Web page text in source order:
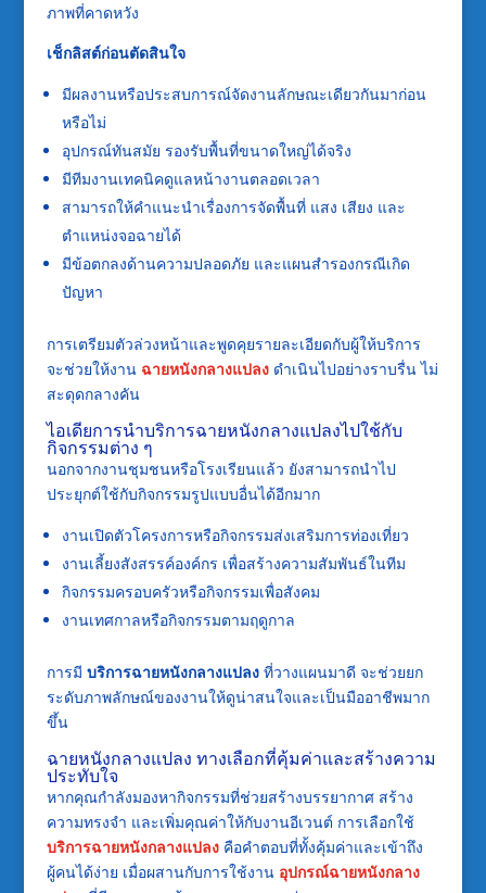
ภาพที่คาดหวัง
เช็กลิสต์ก่อนตัดสินใจ
มีผลงานหรือประสบการณ์จัดงานลักษณะเดียวกันมาก่อน
หรือไม่
อุปกรณ์ทันสมัย รองรับพื้นที่ขนาดใหญ่ได้จริง
มีทีมงานเทคนิคดูแลหน้างานตลอดเวลา
สามารถให้คำแนะนำเรื่องการจัดพื้นที่ แสง เสียง และ
ตำแหน่งจอฉายได้
มีข้อตกลงด้านความปลอดภัย และแผนสำรองกรณีเกิด
ปัญหา
การเตรียมตัวล่วงหน้าและพูดคุยรายละเอียดกับผู้ให้บริการ
จะช่วยให้งาน ฉายหนังกลางแปลงดำเนินไปอย่างราบรื่น ไม่
สะดุดกลางคัน
ไอเดียการนำบริการฉายหนังกลางแปลงไปใช้กับ
กิจกรรมต่าง ๆ
นอกจากงานชุมชนหรือโรงเรียนแล้ว ยังสามารถนำไป
ประยุกต์ใช้กับกิจกรรมรูปแบบอื่นได้อีกมาก
งานเปิดตัวโครงการหรือกิจกรรมส่งเสริมการท่องเที่ยว
งานเลี้ยงสังสรรค์องค์กร เพื่อสร้างความสัมพันธ์ในทีม
กิจกรรมครอบครัวหรือกิจกรรมเพื่อสังคม
งานเทศกาลหรือกิจกรรมตามฤดูกาล
การมี บริการฉายหนังกลางแปลงที่วางแผนมาดี จะช่วยยก
ระดับภาพลักษณ์ของงานให้ดูน่าสนใจและเป็นมืออาชีพมาก
ขึ้น
ฉายหนังกลางแปลง ทางเลือกที่คุ้มค่าและสร้างความ
ประทับใจ
หากคุณกำลังมองหากิจกรรมที่ช่วยสร้างบรรยากาศ สร้าง
ความทรงจำ และเพิ่มคุณค่าให้กับงานอีเวนต์ การเลือกใช้
บริการฉายหนังกลางแปลงคือคำตอบที่ทั้งคุ้มค่าและเข้าถึง
ผู้คนได้ง่าย เมื่อผสานกับการใช้งาน อุปกรณ์ฉายหนังกลาง